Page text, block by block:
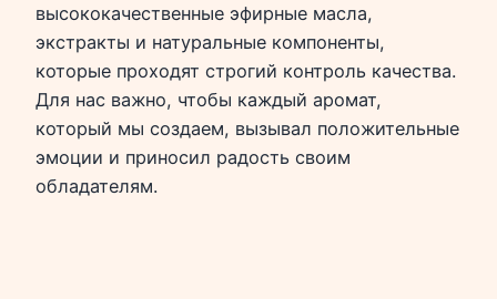
высококачественные эфирные масла,
экстракты и натуральные компоненты,
которые проходят строгий контроль качества.
Для нас важно, чтобы каждый аромат,
который мы создаем, вызывал положительные
эмоции и приносил радость своим
обладателям.